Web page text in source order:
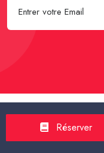
Spécial Passager :
Réserver